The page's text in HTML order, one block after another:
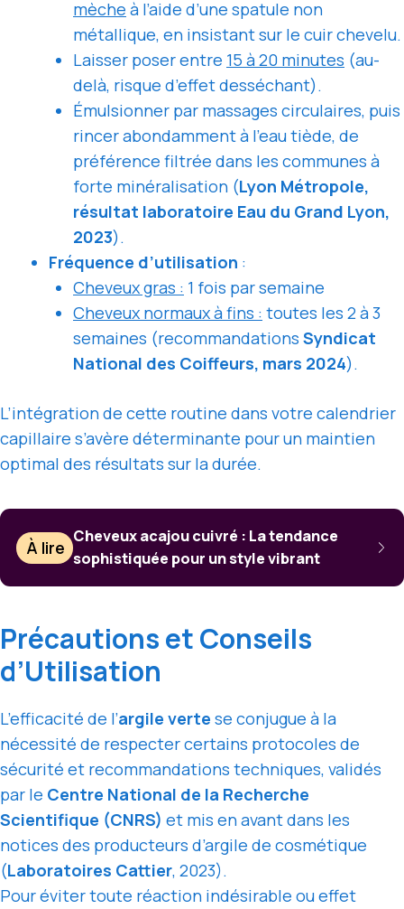
mèche à l’aide d’une spatule non
métallique, en insistant sur le cuir chevelu.
Laisser poser entre 15 à 20 minutes (au-
delà, risque d’effet desséchant).
Émulsionner par massages circulaires, puis
rincer abondamment à l’eau tiède, de
préférence filtrée dans les communes à
forte minéralisation (Lyon Métropole,
résultat laboratoire Eau du Grand Lyon,
2023).
Fréquence d’utilisation :
Cheveux gras : 1 fois par semaine
Cheveux normaux à fins : toutes les 2 à 3
semaines (recommandations Syndicat
National des Coiffeurs, mars 2024).
L’intégration de cette routine dans votre calendrier
capillaire s’avère déterminante pour un maintien
optimal des résultats sur la durée.
À lire
Cheveux acajou cuivré : La tendance
sophistiquée pour un style vibrant
Précautions et Conseils
d’Utilisation
L’efficacité de l’argile verte se conjugue à la
nécessité de respecter certains protocoles de
sécurité et recommandations techniques, validés
par le Centre National de la Recherche
Scientifique (CNRS) et mis en avant dans les
notices des producteurs d’argile de cosmétique
(Laboratoires Cattier, 2023).
Pour éviter toute réaction indésirable ou effet